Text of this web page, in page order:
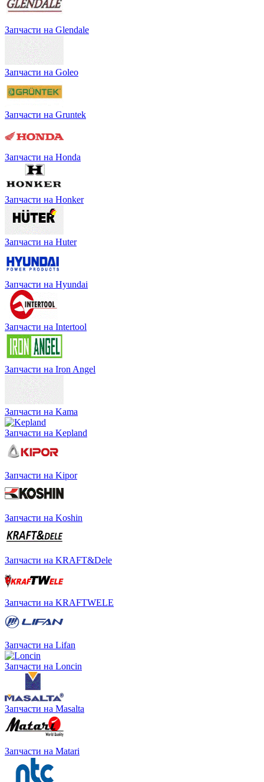
Запчасти на Glendale
Запчасти на Goleo
Запчасти на Gruntek
Запчасти на Honda
Запчасти на Honker
Запчасти на Huter
Запчасти на Hyundai
Запчасти на Intertool
Запчасти на Iron Angel
Запчасти на Kama
Запчасти на Kepland
Запчасти на Kipor
Запчасти на Koshin
Запчасти на KRAFT&Dele
Запчасти на KRAFTWELE
Запчасти на Lifan
Запчасти на Loncin
Запчасти на Masalta
Запчасти на Matari